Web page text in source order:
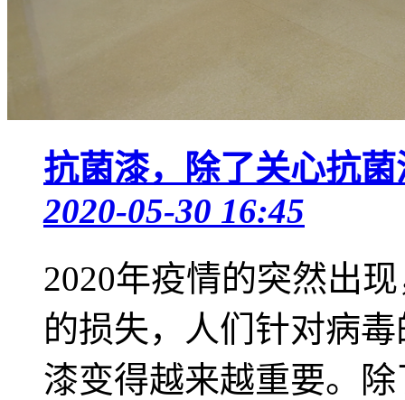
抗菌漆，除了关心抗
2020-05-30 16:45
2020年疫情的突然出
的损失，人们针对病
漆变得越来越重要。